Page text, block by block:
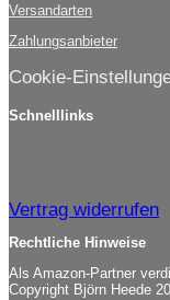
Versandarten
Zahlungsanbieter
Cookie-
Schnelllinks
Vertrag widerrufen
Rechtliche Hinweise
Als Amazon-Partner
Copyright Björn Heede